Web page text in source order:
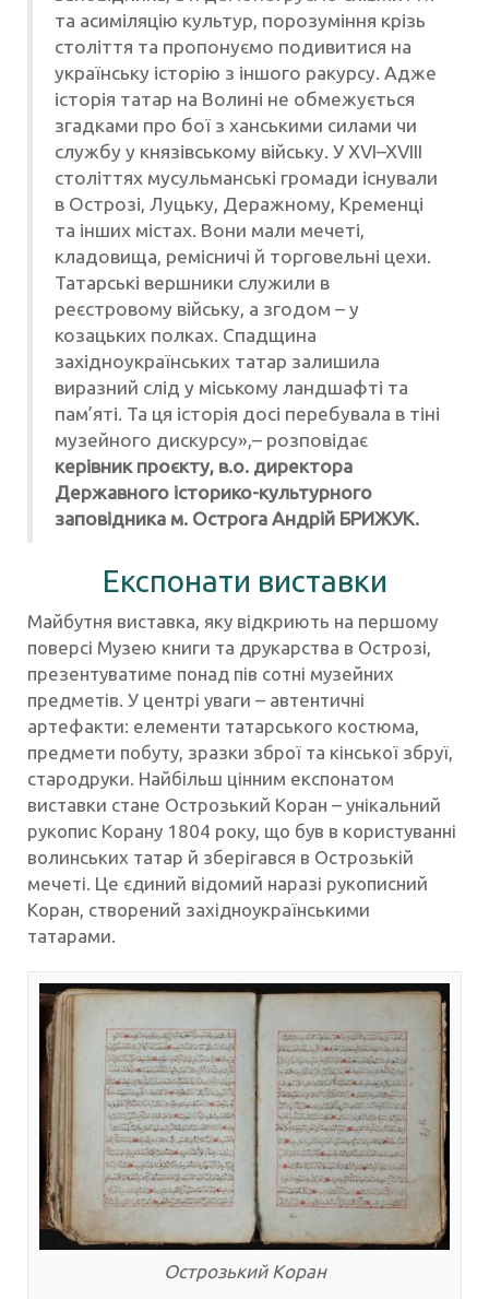
та асиміляцію культур, порозуміння крізь
століття та пропонуємо подивитися на
українську історію з іншого ракурсу. Адже
історія татар на Волині не обмежується
згадками про бої з ханськими силами чи
службу у князівському війську. У XVI–XVIII
століттях мусульманські громади існували
в Острозі, Луцьку, Деражному, Кременці
та інших містах. Вони мали мечеті,
кладовища, ремісничі й торговельні цехи.
Татарські вершники служили в
реєстровому війську, а згодом – у
козацьких полках. Спадщина
західноукраїнських татар залишила
виразний слід у міському ландшафті та
пам’яті. Та ця історія досі перебувала в тіні
музейного дискурсу»,– розповідає
керівник проєкту, в.о. директора
Державного історико-культурного
заповідника м. Острога Андрій БРИЖУК.
Експонати виставки
Майбутня виставка, яку відкриють на першому
поверсі Музею книги та друкарства в Острозі,
презентуватиме понад пів сотні музейних
предметів. У центрі уваги – автентичні
артефакти: елементи татарського костюма,
предмети побуту, зразки зброї та кінської збруї,
стародруки. Найбільш цінним експонатом
виставки стане Острозький Коран – унікальний
рукопис Корану 1804 року, що був в користуванні
волинських татар й зберігався в Острозькій
мечеті. Це єдиний відомий наразі рукописний
Коран, створений західноукраїнськими
татарами.
Острозький Коран